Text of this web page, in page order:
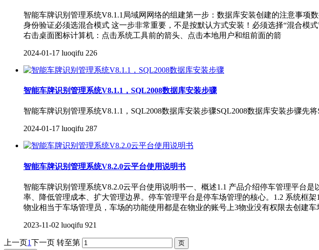
智能车牌识别管理系统V8.1.1局域网网络的组建第一步：数据库安装创建的注意事项
身份验证必须选混合模式 这一步非常重要，不是按默认方式安装！必须选择“混合模
右击桌面图标计算机：点击系统工具前的箭头、点击本地用户和组前面的箭
2024-01-17 luoqifu 226
智能车牌识别管理系统V8.1.1，SQL2008数据库安装步骤
智能车牌识别管理系统V8.1.1，SQL2008数据库安装步骤SQL2008数据库安装步骤先
2024-01-17 luoqifu 287
智能车牌识别管理系统V8.2.0云平台使用说明书
智能车牌识别管理系统V8.2.0云平台使用说明书一、概述1.1 产品介绍停车管理平台
率、降低管理成本、扩大管理边界。停车管理平台是停车场管理的核心。1.2 系统框
物业相当于车场管理员，车场的功能使用都是在物业的账号上3物业没有权限去创建
2023-11-02 luoqifu 921
上一页1下一页 转至第